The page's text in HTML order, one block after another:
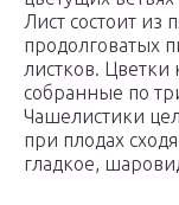
Лист состоит из
продолговатых
листков.
собранные по
Чашелистики
при плодах
гладкое,